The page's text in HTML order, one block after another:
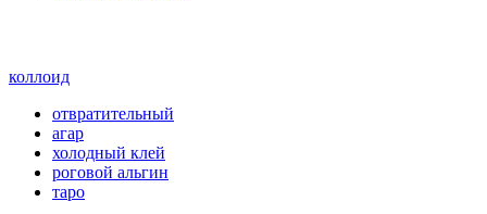
коллоид
отвратительный
агар
холодный клей
роговой альгин
таро